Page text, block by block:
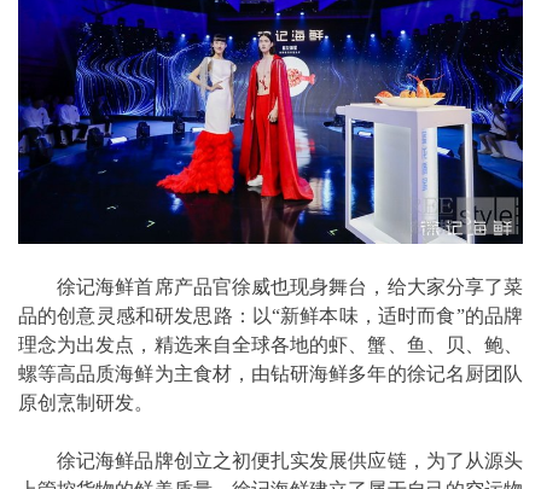
徐记海鲜首席产品官徐威也现身舞台，给大家分享了菜
品的创意灵感和研发思路：以“新鲜本味，适时而食”的品牌
理念为出发点，精选来自全球各地的虾、蟹、鱼、贝、鲍、
螺等高品质海鲜为主食材，由钻研海鲜多年的徐记名厨团队
原创烹制研发。
徐记海鲜品牌创立之初便扎实发展供应链，为了从源头